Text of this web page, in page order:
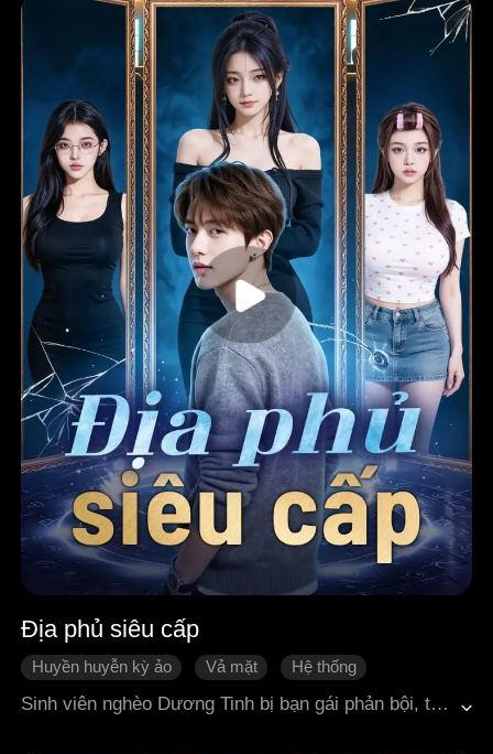
Địa phủ siêu cấp
Huyền huyễn kỳ ảo Vả mặt
Hệ thống
Đời sống đô thị
Sinh viên nghèo Dương Tinh bị bạn gái phản bội, tình cờ mua được một chiếc điện thoại nhái bí ẩn có khả năng kết nối giữa tiên giới và nhân gian. Nhờ thường xuyên liên lạc với Thổ Địa Công qua chiếc điện thoại này, anh học được y thuật đỉnh cao, liên tiếp khiến tình địch mất mặt ngay trong trường học, đồng thời cứu giúp hoa khôi khoa Trần Nhụy. Trong một lần leo núi, Dương Tinh cứu được một tiểu hồ ly lông trắng tên Hồ Dung Dung. Để báo ân, cô hóa thành thiếu nữ xinh đẹp và luôn ở bên cạnh anh. Về sau, Dương Tinh được giao trọng trách chấp chưởng chức vị Giám sát Âm Dương, bước vào con đường tu luyện huyền bí. Nhờ tu luyện Âm Kinh, anh không ngừng nâng cao thực lực, hóa giải hết lần này đến lần khác những nguy cơ sinh tử, từng bước viết nên truyền kỳ của riêng mình.